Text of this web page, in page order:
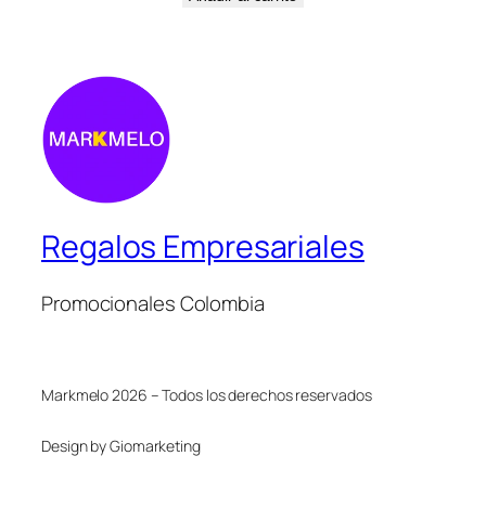
Regalos Empresariales
Promocionales Colombia
Markmelo 2026 – Todos los derechos reservados
Design by Giomarketing